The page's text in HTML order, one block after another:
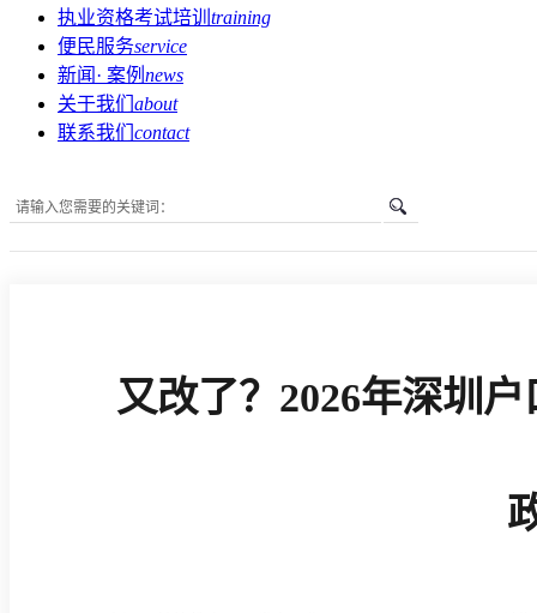
执业资格考试培训 training
便民服务service
新闻· 案例 news
关于我们 about
联系我们 contact
又改了？2026年深圳